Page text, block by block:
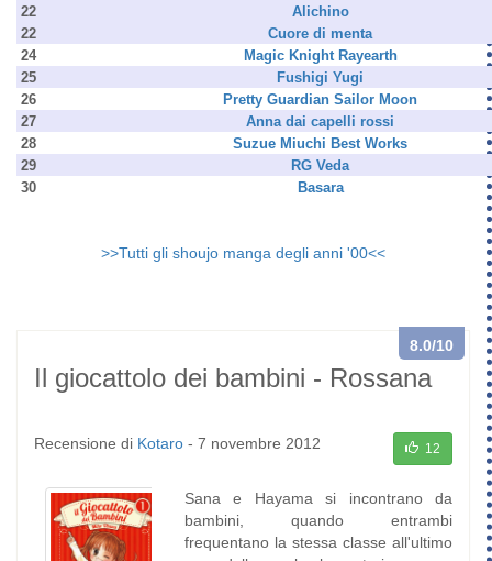
22
Alichino
22
Cuore di menta
24
Magic Knight Rayearth
25
Fushigi Yugi
26
Pretty Guardian Sailor Moon
27
Anna dai capelli rossi
28
Suzue Miuchi Best Works
29
RG Veda
30
Basara
>>Tutti gli shoujo manga degli anni '00<<
Il giocattolo dei bambini - Rossana
8.0/10
Recensione di Kotaro - 7 novembre 2012 12
Sana e Hayama si incontrano da
bambini, quando entrambi
frequentano la stessa classe all'ultimo